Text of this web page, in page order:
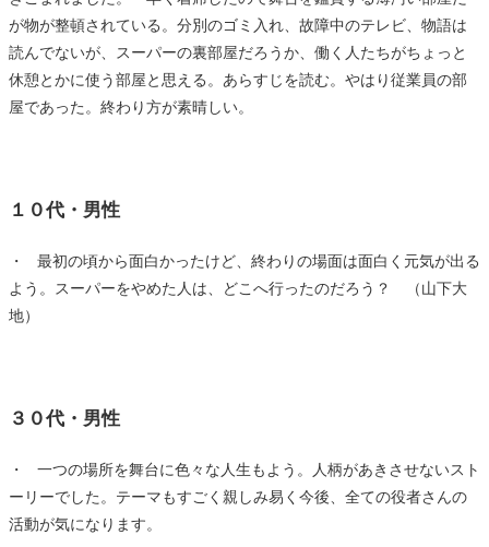
が物が整頓されている。分別のゴミ入れ、故障中のテレビ、物語は
読んでないが、スーパーの裏部屋だろうか、働く人たちがちょっと
休憩とかに使う部屋と思える。あらすじを読む。やはり従業員の部
屋であった。終わり方が素晴しい。
１０代・男性
・ 最初の頃から面白かったけど、終わりの場面は面白く元気が出る
よう。スーパーをやめた人は、どこへ行ったのだろう？ （山下大
地）
３０代・男性
・ 一つの場所を舞台に色々な人生もよう。人柄があきさせないスト
ーリーでした。テーマもすごく親しみ易く今後、全ての役者さんの
活動が気になります。